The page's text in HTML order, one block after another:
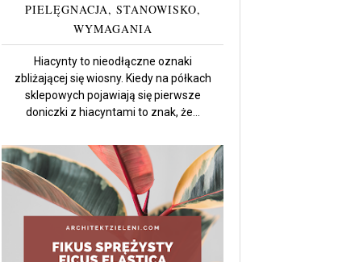
PIELĘGNACJA, STANOWISKO,
WYMAGANIA
Hiacynty to nieodłączne oznaki
zbliżającej się wiosny. Kiedy na półkach
sklepowych pojawiają się pierwsze
doniczki z hiacyntami to znak, że...